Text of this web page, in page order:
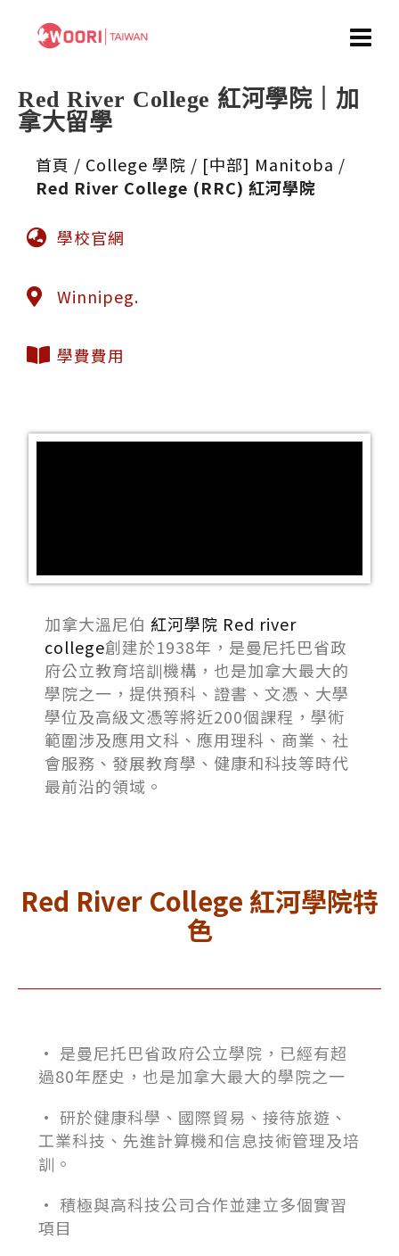
Red River College 紅河學院｜加
拿大留學
首頁 / College 學院 / [中部] Manitoba /
Red River College (RRC) 紅河學院
學校官網
Winnipeg.
學費費用
加拿大溫尼伯 紅河學院 Red river
college創建於1938年，是曼尼托巴省政
府公立教育培訓機構，也是加拿大最大的
學院之一，提供預科、證書、文憑、大學
學位及高級文憑等將近200個課程，學術
範圍涉及應用文科、應用理科、商業、社
會服務、發展教育學、健康和科技等時代
最前沿的領域。
Red River College 紅河學院特
色
• 是曼尼托巴省政府公立學院，已經有超
過80年歷史，也是加拿大最大的學院之一
• 研於健康科學、國際貿易、接待旅遊、
工業科技、先進計算機和信息技術管理及培
訓。
• 積極與高科技公司合作並建立多個實習
項目